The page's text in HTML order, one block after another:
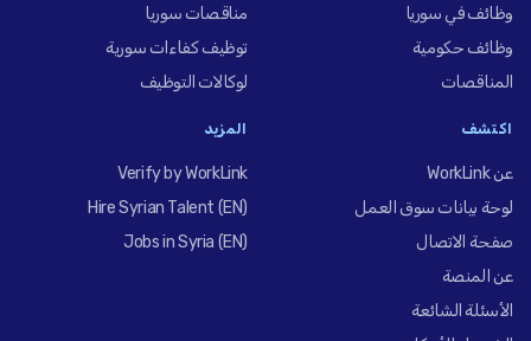
وظائف في سوريا
وظائف حكومية
المناقصات
مناقصات سوريا
توظيف كفاءات سورية
لوكالات التوظيف
اكتشف
عن WorkLink
لوحة بيانات سوق العمل
صفحة الاتصال
عن المنصة
الأسئلة الشائعة
المزيد
Verify by WorkLink
Hire Syrian Talent (EN)
Jobs in Syria (EN)